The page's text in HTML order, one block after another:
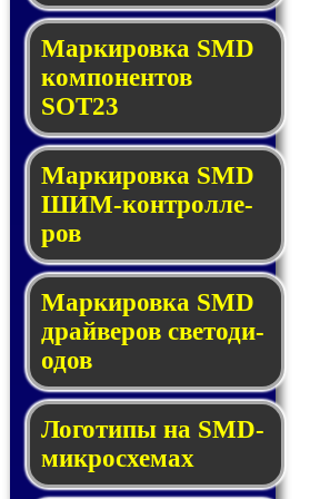
Маркировка SMD
ком­по­нен­тов
SOT23
Маркировка SMD
ШИМ-кон­трол­ле­
ров
Маркировка SMD
драй­ве­ров све­то­ди­
о­дов
Логотипы на SMD-
мик­ро­схе­мах